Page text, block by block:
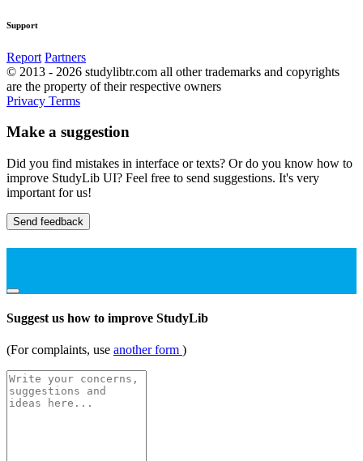
Support
Report Partners
© 2013 - 2026 studylibtr.com all other trademarks and copyrights
are the property of their respective owners
Privacy Terms
Make a suggestion
Did you find mistakes in interface or texts? Or do you know how to
improve StudyLib UI? Feel free to send suggestions. It's very
important for us!
Send feedback
Suggest us how to improve StudyLib
(For complaints, use another form )